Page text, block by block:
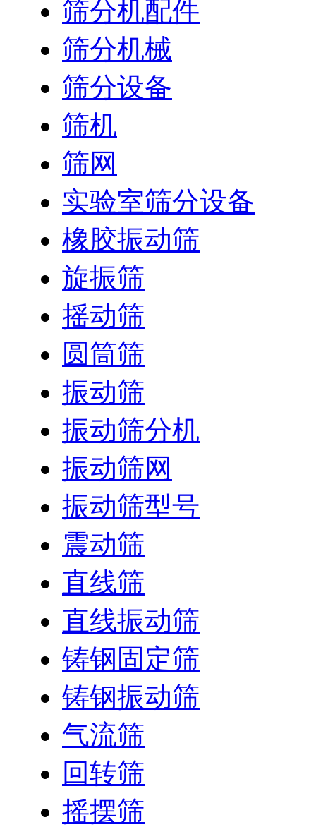
筛分机配件
筛分机械
筛分设备
筛机
筛网
实验室筛分设备
橡胶振动筛
旋振筛
摇动筛
圆筒筛
振动筛
振动筛分机
振动筛网
振动筛型号
震动筛
直线筛
直线振动筛
铸钢固定筛
铸钢振动筛
气流筛
回转筛
摇摆筛